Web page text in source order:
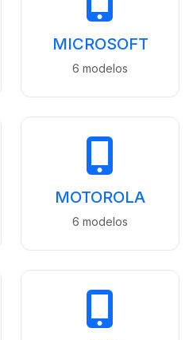
MICROSOFT
6 modelos
MOTOROLA
6 modelos